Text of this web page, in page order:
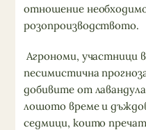
отношение
розопроизводството.
Агрономи, участници
песимистична
добивите от
лошото време и
седмици, които